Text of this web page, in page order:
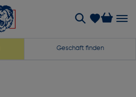
Geschäft finden